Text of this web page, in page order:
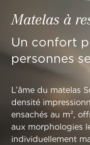
Matelas à
Un confort
personnes
L’âme du matelas
densité
ensachés au m²,
aux morphologies
individuellement